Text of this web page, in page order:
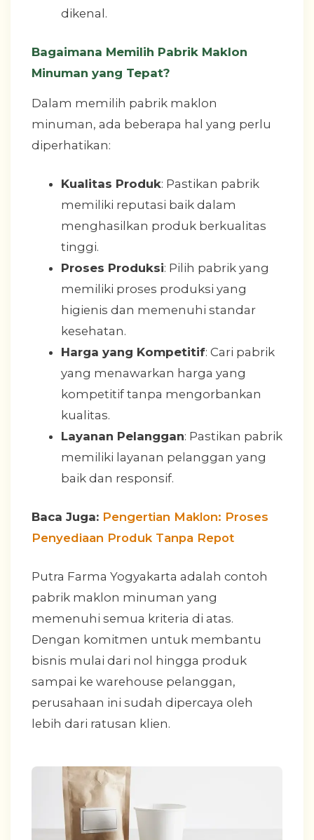
dikenal.
Bagaimana Memilih Pabrik Maklon
Minuman yang Tepat?
Dalam memilih pabrik maklon
minuman, ada beberapa hal yang perlu
diperhatikan:
Kualitas Produk: Pastikan pabrik
memiliki reputasi baik dalam
menghasilkan produk berkualitas
tinggi.
Proses Produksi: Pilih pabrik yang
memiliki proses produksi yang
higienis dan memenuhi standar
kesehatan.
Harga yang Kompetitif: Cari pabrik
yang menawarkan harga yang
kompetitif tanpa mengorbankan
kualitas.
Layanan Pelanggan: Pastikan pabrik
memiliki layanan pelanggan yang
baik dan responsif.
Baca Juga: Pengertian Maklon: Proses
Penyediaan Produk Tanpa Repot
Putra Farma Yogyakarta adalah contoh
pabrik maklon minuman yang
memenuhi semua kriteria di atas.
Dengan komitmen untuk membantu
bisnis mulai dari nol hingga produk
sampai ke warehouse pelanggan,
perusahaan ini sudah dipercaya oleh
lebih dari ratusan klien.